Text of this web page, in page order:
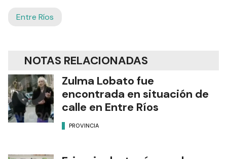
Entre Ríos
NOTAS RELACIONADAS
Zulma Lobato fue
encontrada en situación de
calle en Entre Ríos
PROVINCIA